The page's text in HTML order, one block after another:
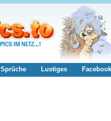
Sprüche Lustiges